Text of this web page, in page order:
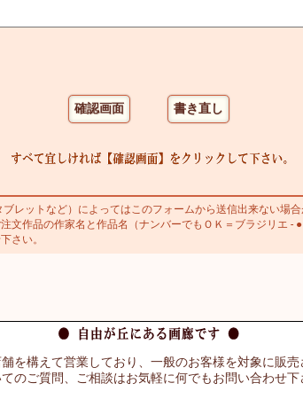
レットなど）によってはこのフォームから送信出来ない場
文作品の作家名と作品名（ナンバーでもＯＫ＝ブラジリエ
さい。
を構えて営業しており、一般のお客様を対象に販売
のご質問、ご相談はお気軽に何でもお問い合わせ下